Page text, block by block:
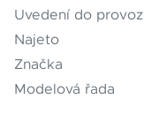
Uvedení do
Najeto
Značka
Modelová řada